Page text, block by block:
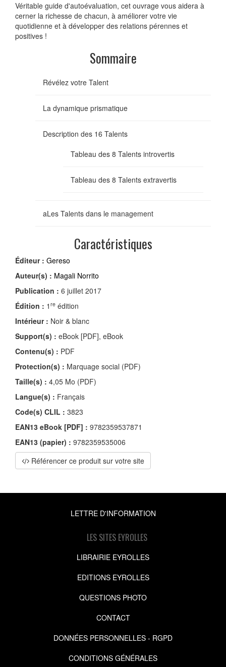
Véritable guide d'autoévaluation, cet ouvrage vous aidera à
cerner la richesse de chacun, à améliorer votre vie
quotidienne et à développer des relations pérennes et
positives !
Sommaire
Révélez votre Talent
La dynamique prismatique
Description des 16 Talents
Tableau des 8 Talents introvertis
Tableau des 8 Talents extravertis
aLes Talents dans le management
Caractéristiques
Éditeur : Gereso
Auteur(s) : Magali Norrito
Publication : 6 juillet 2017
Édition : 1 re édition
Intérieur : Noir & blanc
Support(s) : eBook [PDF], eBook
Contenu(s) : PDF
Protection(s) : Marquage social (PDF)
Taille(s) : 4,05 Mo (PDF)
Langue(s) : Français
Code(s) CLIL : 3823
EAN13 eBook [PDF] : 9782359537871
EAN13 (papier) : 9782359535006
Référencer ce produit sur votre site
LETTRE D'INFORMATION
LES SITES EYROLLES
LIBRAIRIE EYROLLES
EDITIONS EYROLLES
QUESTIONS PHOTO
CONTACT
DONNÉES PERSONNELLES - RGPD
CONDITIONS GÉNÉRALES